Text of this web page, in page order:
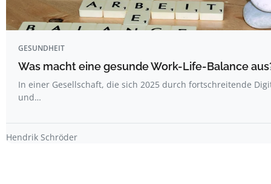
GESUNDHEIT
Was macht eine gesunde Work-Life-Balance
In einer Gesellschaft, die sich 2025 durch fortschreitende
und…
Hendrik Schröder